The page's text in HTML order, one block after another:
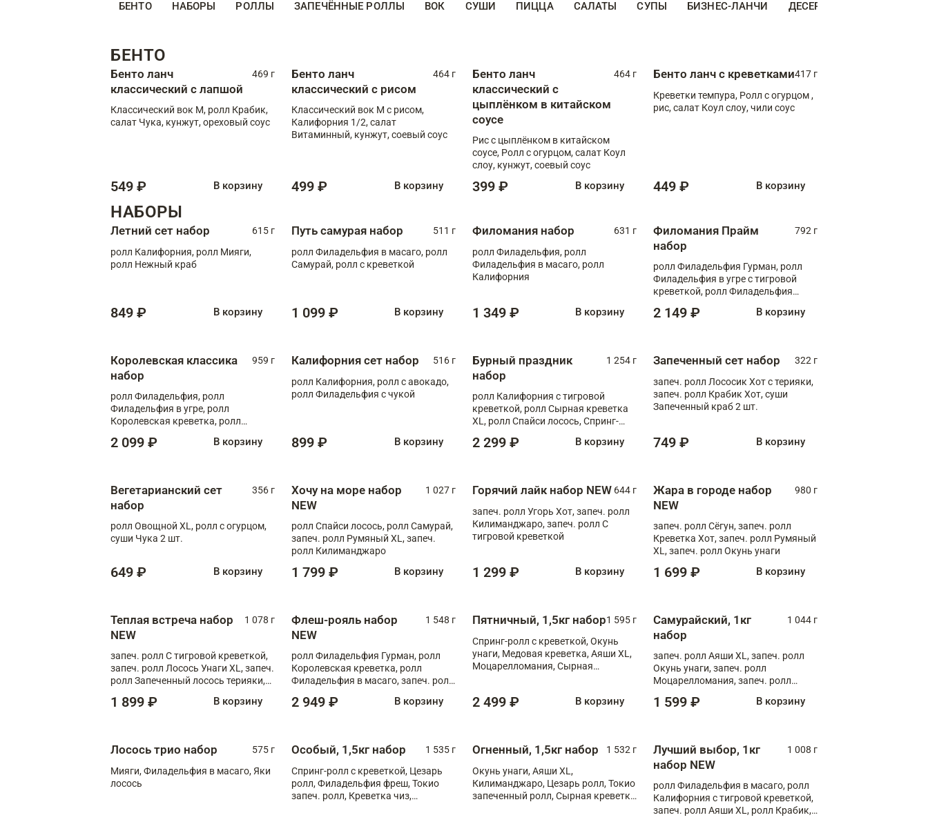
БЕНТО НАБОРЫ РОЛЛЫ ЗАПЕЧЁННЫЕ РОЛЛЫ ВОК СУШИ ПИЦЦА САЛАТЫ СУПЫ БИЗНЕС-ЛАНЧИ ДЕСЕРТЫ
БЕНТО
Бенто ланч
классический с лапшой
469 г
Классический вок М, ролл Крабик,
салат Чука, кунжут, ореховый соус
549 ₽ В корзину
Бенто ланч
классический с рисом
464 г
Классический вок М с рисом,
Калифорния 1/2, салат
Витаминный, кунжут, соевый соус
499 ₽ В корзину
Бенто ланч
классический с
цыплёнком в китайском
соусе
464 г
Рис с цыплёнком в китайском
соусе, Ролл с огурцом, салат Коул
слоу, кунжут, соевый соус
399 ₽ В корзину
Бенто ланч с креветками417 г
Креветки темпура, Ролл с огурцом ,
рис, салат Коул слоу, чили соус
449 ₽ В корзину
НАБОРЫ
Летний сет набор
615 г
ролл Калифорния, ролл Мияги,
ролл Нежный краб
849 ₽ В корзину
Путь самурая набор
511 г
ролл Филадельфия в масаго, ролл
Самурай, ролл с креветкой
1 099 ₽ В корзину
Филомания набор
631 г
ролл Филадельфия, ролл
Филадельфия в масаго, ролл
Калифорния
1 349 ₽ В корзину
Филомания Прайм
набор
792 г
ролл Филадельфия Гурман, ролл
Филадельфия в угре с тигровой
креветкой, ролл Филадельфия
2 149 ₽ В корзину
Королевская классика
набор
959 г
ролл Филадельфия, ролл
Филадельфия в угре, ролл
Королевская креветка, ролл
2 099 ₽ В корзину
Калифорния сет набор
516 г
ролл Калифорния, ролл с авокадо,
ролл Филадельфия с чукой
899 ₽ В корзину
Бурный праздник
набор
1 254 г
ролл Калифорния с тигровой
креветкой, ролл Сырная креветка
XL, ролл Спайси лосось, Спринг-
Медовая креветка
2 299 ₽ В корзину
Запеченный сет набор
322 г
запеч. ролл Лососик Хот с терияки,
запеч. ролл Крабик Хот, суши
Запеченный краб 2 шт.
749 ₽ В корзину
Вегетарианский сет
набор
356 г
ролл Овощной XL, ролл с огурцом,
суши Чука 2 шт.
649 ₽ В корзину
Хочу на море набор
NEW
1 027 г
ролл Спайси лосось, ролл Самурай,
запеч. ролл Румяный XL, запеч.
ролл Килиманджаро
1 799 ₽ В корзину
Горячий лайк набор NEW 644 г
запеч. ролл Угорь Хот, запеч. ролл
Килиманджаро, запеч. ролл С
тигровой креветкой
1 299 ₽ В корзину
Жара в городе набор
NEW
980 г
запеч. ролл Сёгун, запеч. ролл
Креветка Хот, запеч. ролл Румяный
XL, запеч. ролл Окунь унаги
1 699 ₽ В корзину
Теплая встреча набор
NEW
1 078 г
запеч. ролл С тигровой креветкой,
запеч. ролл Лосось Унаги XL, запеч.
ролл Запеченный лосось терияки,
1 899 ₽ В корзину
Флеш-рояль набор
NEW
1 548 г
ролл Филадельфия Гурман, ролл
Королевская креветка, ролл
Филадельфия в масаго, запеч. ролл
Тигровая креветка с моцареллой,
2 949 ₽ В корзину
Пятничный, 1,5кг набор1 595 г
Спринг-ролл с креветкой, Окунь
унаги, Медовая креветка, Аяши XL,
Моцарелломания, Сырная
2 499 ₽ В корзину
Самурайский, 1кг
набор
1 044 г
запеч. ролл Аяши XL, запеч. ролл
Окунь унаги, запеч. ролл
Моцарелломания, запеч. ролл
1 599 ₽ В корзину
Лосось трио набор
575 г
Мияги, Филадельфия в масаго, Яки
лосось
Особый, 1,5кг набор
1 535 г
Спринг-ролл с креветкой, Цезарь
ролл, Филадельфия фреш, Токио
запеч. ролл, Креветка чиз,
Огненный, 1,5кг набор
1 532 г
Окунь унаги, Аяши XL,
Килиманджаро, Цезарь ролл, Токио
запеченный ролл, Сырная креветка
Лучший выбор, 1кг
набор NEW
1 008 г
ролл Филадельфия в масаго, ролл
Калифорния с тигровой креветкой,
запеч. ролл Аяши XL, ролл Крабик,